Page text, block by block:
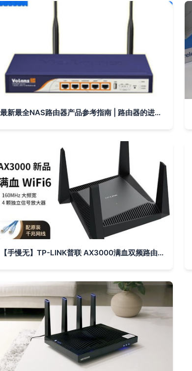
最新最全NAS路由器产品参考指南 | 路由器的进阶玩法
【手慢无】TP-LINK普联 AX3000满血双频路由器159元清仓 你家还不升级？